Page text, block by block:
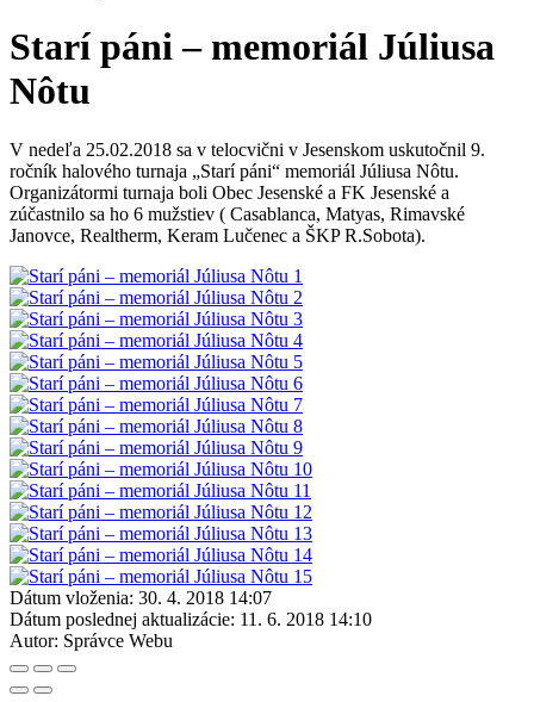
Starí páni – memoriál Júliusa
Nôtu
V nedeľa 25.02.2018 sa v telocvični v Jesenskom uskutočnil 9.
ročník halového turnaja „Starí páni“ memoriál Júliusa Nôtu.
Organizátormi turnaja boli Obec Jesenské a FK Jesenské a
zúčastnilo sa ho 6 mužstiev ( Casablanca, Matyas, Rimavské
Janovce, Realtherm, Keram Lučenec a ŠKP R.Sobota).
Dátum vloženia: 30. 4. 2018 14:07
Dátum poslednej aktualizácie: 11. 6. 2018 14:10
Autor: Správce Webu